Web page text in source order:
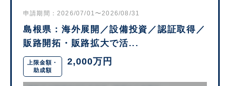
申請期間：2026/07/01〜2026/08/31
島根県：海外展開／設備投資／認証取得／
販路開拓・販路拡大で活...
上限金額・
助成額
2,000万円